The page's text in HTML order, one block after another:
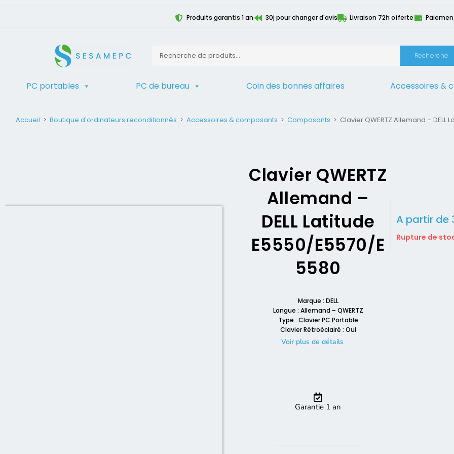
Produits garantis 1 an 30j pour changer d'avis Livraison 72h offerte
Recherche
PC portables PC de bureau Coin des bonnes affaires Accessoires &
Accueil > Boutique d'ordinateurs reconditionnés > Accessoires & composants > Composants > Clavier QWERTZ Allemand – DELL
Clavier QWERTZ
Allemand –
DELL Latitude
E5550/E5570/E
5580
Marque : DELL
Langue : Allemand – QWERTZ
Type : Clavier PC Portable
Clavier Rétroéclairé : Oui
Voir plus de détails
Garantie 1 an
A partir de
Rupture de